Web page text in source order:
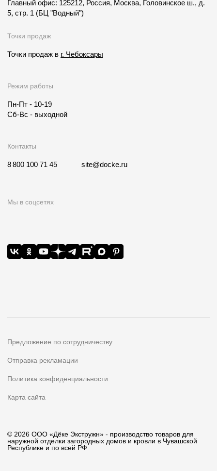
Главный офис: 125212, Россия, Москва, Головинское ш., д.
5, стр. 1 (БЦ "Водный")
Точки продаж
Точки продаж в г. Чебоксары
Режим работы
Пн-Пт - 10-19
Сб-Вс - выходной
Контакты
8 800 100 71 45 site@docke.ru
Мы в соцсетях
Предложение по сотрудничеству
Отправка рекламации
Политика конфиденциальности
Карта сайта
© 2026 ООО «Дёке Экстружн» - производство товаров для
наружной отделки загородных домов и кровли в Чувашской
Республике и по всей РФ